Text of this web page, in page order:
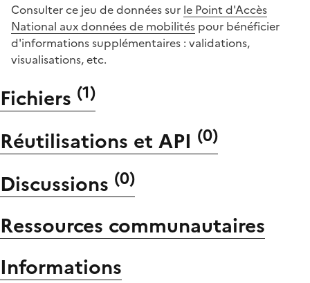
Consulter ce jeu de données sur le Point d'Accès
National aux données de mobilités pour bénéficier
d'informations supplémentaires : validations,
visualisations, etc.
Fichiers (1)
Réutilisations et API (0)
Discussions (0)
Ressources communautaires
Informations